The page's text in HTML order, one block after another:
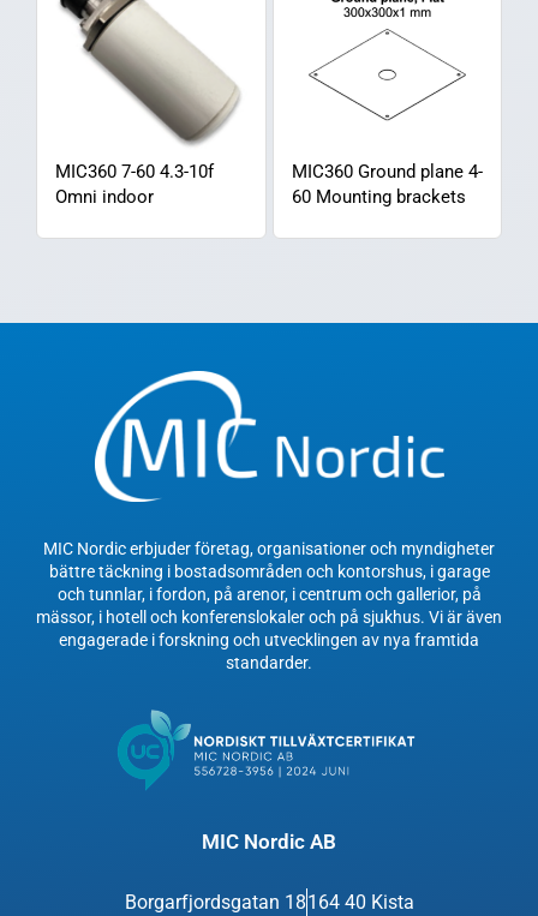
MIC360 7-60 4.3-10f
Omni indoor
MIC360 Ground plane 4-
60 Mounting brackets
MIC Nordic erbjuder företag, organisationer och myndigheter
bättre täckning i bostadsområden och kontorshus, i garage
och tunnlar, i fordon, på arenor, i centrum och gallerior, på
mässor, i hotell och konferenslokaler och på sjukhus. Vi är även
engagerade i forskning och utvecklingen av nya framtida
standarder.
MIC Nordic AB
Borgarfjordsgatan 18164 40 Kista